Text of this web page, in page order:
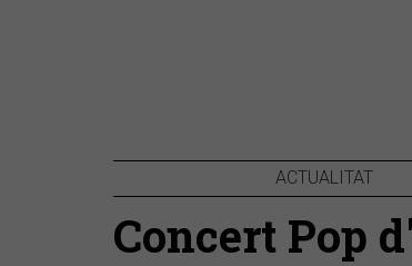
ACTUALITAT
Concert Pop